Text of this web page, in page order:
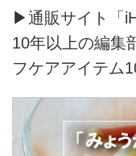
▶通販サイト「
10年以上の編集
フケアアイテム